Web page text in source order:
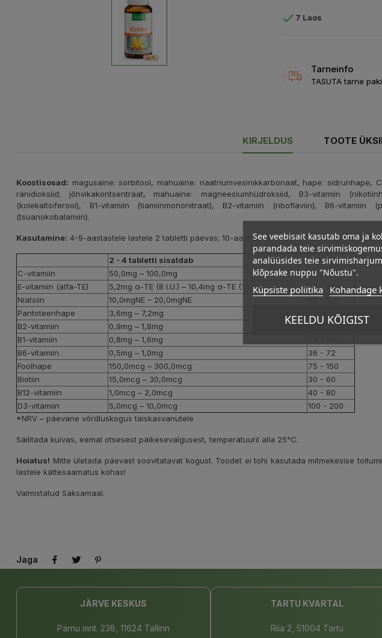
 7 Laos
Tarneinfo
TASUTA tarne
KIRJELDUS TOOTE
Koostisosad: magusaine: sorbitool, mahuaine: naatriumvesinikkarbonaat, hape:
ränidioksiid; jõhvikakontsentraat, mahuaine: magneesiumhüdroksiid, B3-vitamiin
(kolekaltsiferool), B1-vitamiin (tiamiinmononitraat), B2-vitamiin (riboflaviin), B6-vitamiin
(tsüanokobalamiin).
Kasutamine: 4-9-aastastele lastele 2 tabletti päevas; 10-aastastele ja vanematele lastele 4
2 - 4 tabletti sisaldab
% NRV*
C-vitamiin
50,0mg – 100,0mg
63 - 126
E-vitamiin (alfa-TE)
5,2mg α-TE (8 I.U.) – 10,4mg α-TE (16 I.U.)
43 - 86
Niatsiin
10,0mgNE – 20,0mgNE
Pantoteenhape
3,6mg – 7,2mg
60 - 120
B2-vitamiin
0,9mg – 1,8mg
64 - 128
B1-vitamiin
0,8mg – 1,6mg
B6-vitamiin
0,5mg – 1,0mg
36 - 72
Foolhape
150,0mcg – 300,0mcg
75 - 150
Biotiin
15,0mcg – 30,0mcg
30 - 60
B12-vitamiin
1,0mcg – 2,0mcg
40 - 80
D3-vitamiin
5,0mcg – 10,0mcg
100 - 200
*NRV – päevane võrdluskogus täiskasvanutele
Säilitada kuivas, eemal otsesest päikesevalgusest, temperatuuril alla 25°C.
Hoiatus! Mitte ületada päevast soovitatavat kogust. Toodet ei tohi kasutada mitmekesise
lastele kättesaamatus kohas!
Valmistatud Saksamaal.
Jaga
JÄRVE KESKUS
Pärnu mnt. 238, 11624 Tallinn
TARTU KVARTAL
Riia 2, 51004 Tartu
See veebisait kasutab oma ja
parandada teie
analüüsides teie
klõpsake nuppu "Nõustu".
Küpsiste poliitika Kohandage
KEELDU KÕIGIST